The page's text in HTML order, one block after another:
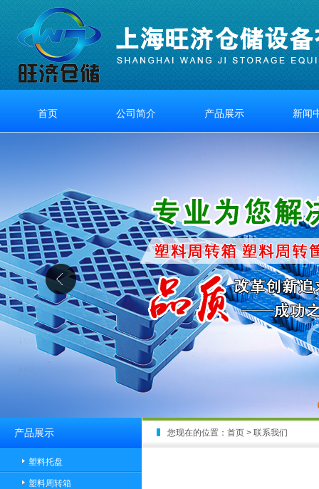
首页 公司简介 产品展示 新闻
产品展示
塑料托盘
塑料周转箱
您现在的位置： 首页 > 联系我们